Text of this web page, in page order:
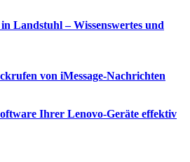
Landstuhl – Wissenswertes und
von iMessage-Nachrichten
Ihrer Lenovo-Geräte effektiv